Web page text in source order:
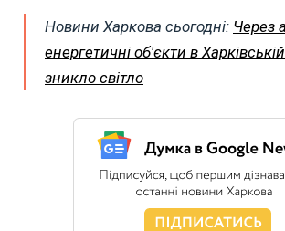
Новини Харкова сьогодні: Через
енергетичні об'єкти в
зникло світло